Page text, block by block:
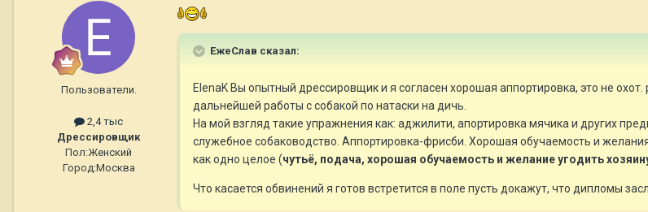
Пользователи.
2,4 тыс
Дрессировщик
Пол:Женский
Город:Москва
ЕжеСлав сказал:
ElenaK Вы опытный дрессировщик и я согласен хорошая аппортировка, это не
дальнейшей работы с собакой по натаски на дичь.
На мой взгляд такие упражнения как: аджилити, апортировка мячика и других
служебное собаководство. Аппортировка-фрисби. Хорошая обучаемость и
как одно целое (чутьё, подача, хорошая обучаемость и желание угодить
Что касается обвинений я готов встретится в поле пусть докажут, что дипломы